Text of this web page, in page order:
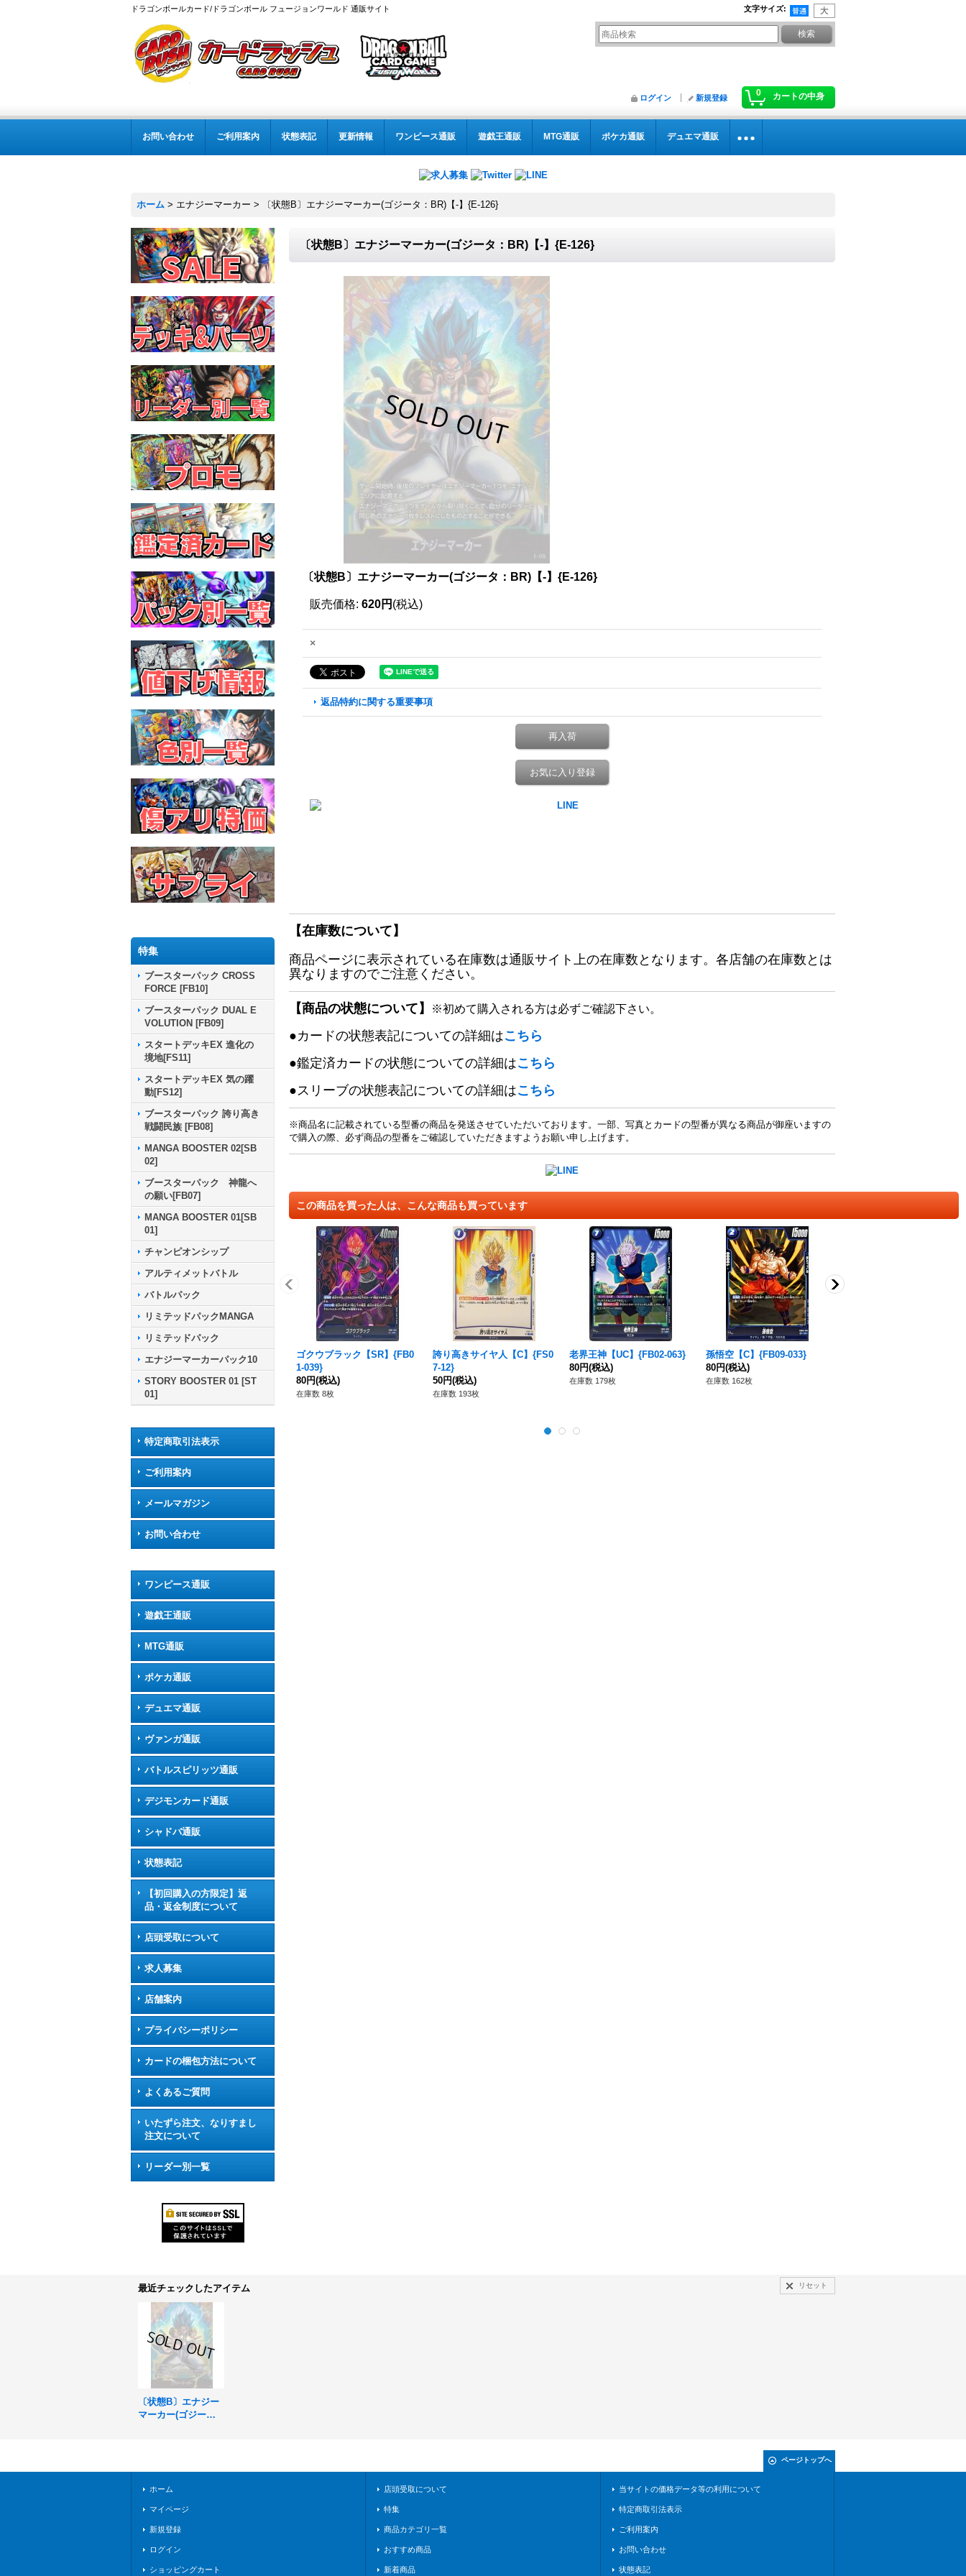
ドラゴンボールカード/ドラゴンボール フュージョンワールド 通販サイト 文字サイズ:
0 カートの中身
ログイン 新規登録
お問い合わせ ご利用案内 状態表記 更新情報 ワンピース通販 遊戯王通販 MTG通販 ポケカ通販 デュエマ通販
ホーム > エナジーマーカー > 〔状態B〕エナジーマーカー(ゴジータ：BR)【-】{E-126}
特集
ブースターパック CROSS
FORCE [FB10]
ブースターパック DUAL E
VOLUTION [FB09]
スタートデッキEX 進化の
境地[FS11]
スタートデッキEX 気の躍
動[FS12]
ブースターパック 誇り高き
戦闘民族 [FB08]
MANGA BOOSTER 02[SB
02]
ブースターパック 神龍へ
の願い[FB07]
MANGA BOOSTER 01[SB
01]
チャンピオンシップ
アルティメットバトル
バトルパック
リミテッドパックMANGA
リミテッドパック
エナジーマーカーパック10
STORY BOOSTER 01 [ST
01]
特定商取引法表示
ご利用案内
メールマガジン
お問い合わせ
ワンピース通販
遊戯王通販
MTG通販
ポケカ通販
デュエマ通販
ヴァンガ通販
バトルスピリッツ通販
デジモンカード通販
シャドバ通販
状態表記
【初回購入の方限定】返
品・返金制度について
店頭受取について
求人募集
店舗案内
プライバシーポリシー
カードの梱包方法について
よくあるご質問
いたずら注文、なりすまし
注文について
リーダー別一覧
〔状態B〕エナジーマーカー(ゴジータ：BR)【-】{E-126}
〔状態B〕エナジーマーカー(ゴジータ：BR)【-】{E-126}
販売価格: 620円 (税込)
×
返品特約に関する重要事項
再入荷
お気に入り登録
【在庫数について】
商品ページに表示されている在庫数は通販サイト上の在庫数となります。各店舗の在庫数とは
異なりますのでご注意ください。
【商品の状態について】 ※初めて購入される方は必ずご確認下さい。
●カードの状態表記についての詳細はこちら
●鑑定済カードの状態についての詳細はこちら
●スリーブの状態表記についての詳細はこちら
※商品名に記載されている型番の商品を発送させていただいております。一部、写真とカードの型番が異なる商品が御座いますの
で購入の際、必ず商品の型番をご確認していただきますようお願い申し上げます。
この商品を買った人は、こんな商品も買っています
ゴクウブラック【SR】{FB0
1-039}
80円(税込)
在庫数 8枚
誇り高きサイヤ人【C】{FS0
7-12}
50円(税込)
在庫数 193枚
老界王神【UC】{FB02-063}
80円(税込)
在庫数 179枚
孫悟空【C】{FB09-033}
80円(税込)
在庫数 162枚
最近チェックしたアイテム リセット
〔状態B〕エナジー
マーカー(ゴジー
ページトップへ
ホーム
マイページ
新規登録
ログイン
ショッピングカート
店頭受取について
特集
商品カテゴリ一覧
おすすめ商品
新着商品
当サイトの価格データ等の利用について
特定商取引法表示
ご利用案内
お問い合わせ
状態表記